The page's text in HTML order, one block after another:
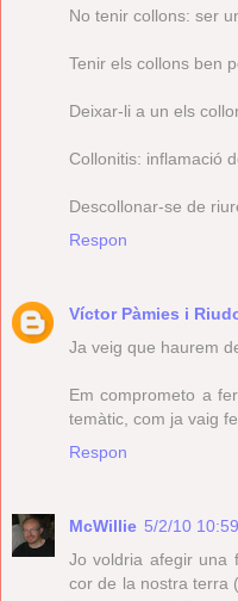
No tenir collons: ser
Tenir els collons ben
Deixar-li a un els
Collonitis: inflamació
Descollonar-se de
Respon
Víctor Pàmies i
Ja veig que haurem
Em comprometo a
temàtic, com ja vaig
Respon
McWillie 5/2/10
Jo voldria afegir una
cor de la nostra terra